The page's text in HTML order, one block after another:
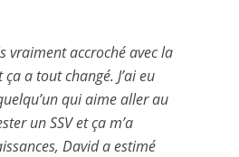
vraiment accroché avec la
a tout changé. J’ai eu
qui aime aller au
un SSV et ça m’a
David a estimé